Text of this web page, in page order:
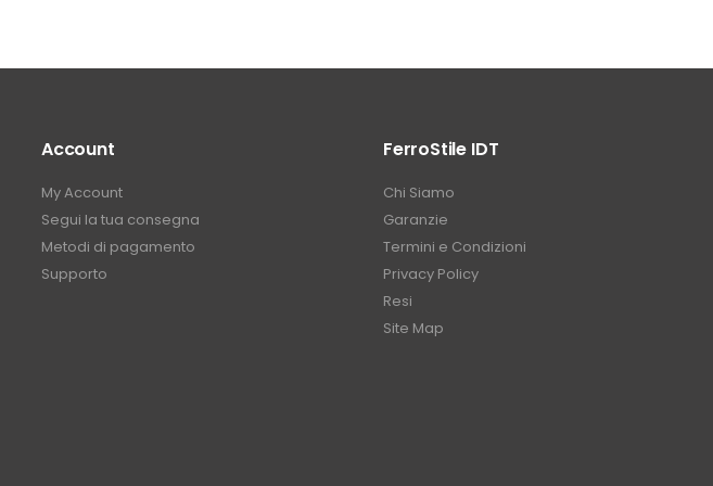
Account
My Account
Segui la tua consegna
Metodi di pagamento
Supporto
FerroStile IDT
Chi Siamo
Garanzie
Termini e Condizioni
Privacy Policy
Resi
Site Map